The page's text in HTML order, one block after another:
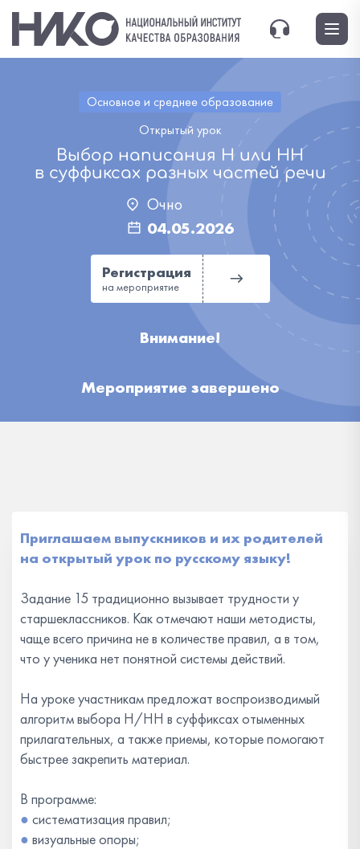
Основное и среднее образование
Открытый урок
Выбор написания Н или НН
в суффиксах разных частей речи
Очно
04.05.2026
Регистрация
на мероприятие
Внимание!
Мероприятие завершено
Приглашаем выпускников и их родителей
на открытый урок по русскому языку!
Задание 15 традиционно вызывает трудности у
старшеклассников. Как отмечают наши методисты,
чаще всего причина не в количестве правил, а в том,
что у ученика нет понятной системы действий.
На уроке участникам предложат воспроизводимый
алгоритм выбора Н/НН в суффиксах отыменных
прилагательных, а также приемы, которые помогают
быстрее закрепить материал.
В программе:
● систематизация правил;
● визуальные опоры;